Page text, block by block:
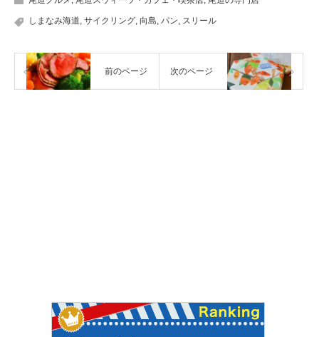
しまなみ海道, サイクリング, 向島, パン, スリール
前のページ 次のページ